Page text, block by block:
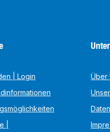
| Login
|
Über